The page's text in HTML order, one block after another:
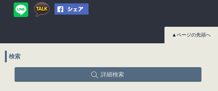
▲ページの先頭へ
検索
詳細検索